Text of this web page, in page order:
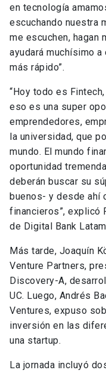
en tecnología
escuchando nuestra
me escuchen, hagan
ayudará muchísimo
más rápido”.
“Hoy todo es
eso es una super
emprendedores,
la universidad, que
mundo. El mundo
oportunidad
deberán buscar su
buenos- y desde ahí
financieros”, explicó
de Digital Bank
Más tarde, Joaquín
Venture Partners,
Discovery-A,
UC. Luego, Andrés
Ventures, expuso
inversión en las
una startup.
La jornada incluyó